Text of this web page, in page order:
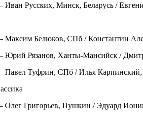
Иван Русских, Минск, Беларусь /
Максим Белюков, СПб / Константин
– Юрий Рязанов, Ханты-Мансийск /
Павел Туфрин, СПб / Илья
Олег Григорьев, Пушкин / Эдуард